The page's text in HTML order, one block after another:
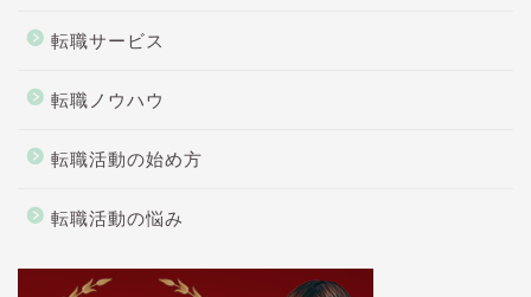
転職サービス
転職ノウハウ
転職活動の始め方
転職活動の悩み